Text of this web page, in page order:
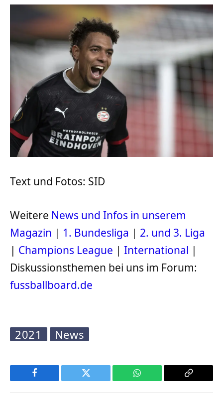
Text und Fotos: SID
Weitere News und Infos in unserem
Magazin | 1. Bundesliga | 2. und 3. Liga
| Champions League | International |
Diskussionsthemen bei uns im Forum:
fussballboard.de
2021 News
Facebook Twitter WhatsApp
Copy